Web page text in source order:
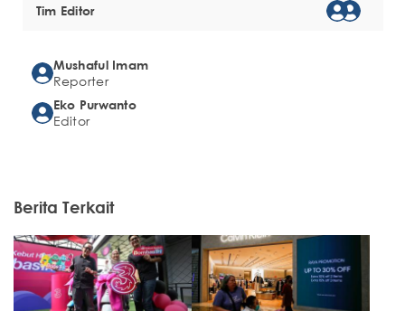
Tim Editor
Mushaful Imam
Reporter
Eko Purwanto
Editor
Berita Terkait